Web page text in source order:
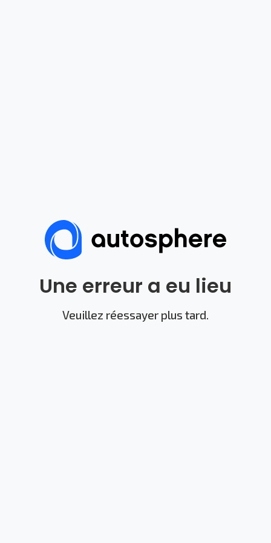
Une erreur a eu lieu
Veuillez réessayer plus tard.